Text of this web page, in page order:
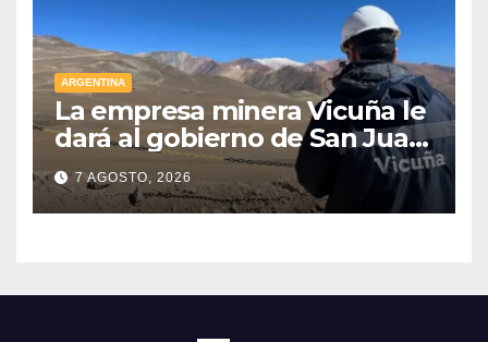
ARGENTINA
La empresa minera Vicuña le
dará al gobierno de San Juan
U$D 250 millones cómo un
aporte extraordinario y no
reembolsable
7 AGOSTO, 2026